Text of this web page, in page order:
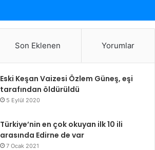
Son Eklenen Yorumlar
Eski Keşan Vaizesi Özlem Güneş, eşi
tarafından öldürüldü
5 Eylül 2020
Türkiye’nin en çok okuyan ilk 10 ili
arasında Edirne de var
7 Ocak 2021